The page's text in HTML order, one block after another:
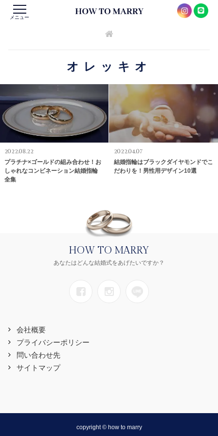
メニュー
オレッキオ
2022.08.22
プラチナ×ゴールドの組み合わせ！お
しゃれなコンビネーション結婚指輪
全集
2022.04.07
結婚指輪はブラックダイヤモンドでこ
だわりを！男性用デザイン10選
HOW TO MARRY
あなたはどんな結婚式をあげたいですか？
会社概要
プライバシーポリシー
問い合わせ先
サイトマップ
copyright © how to marry